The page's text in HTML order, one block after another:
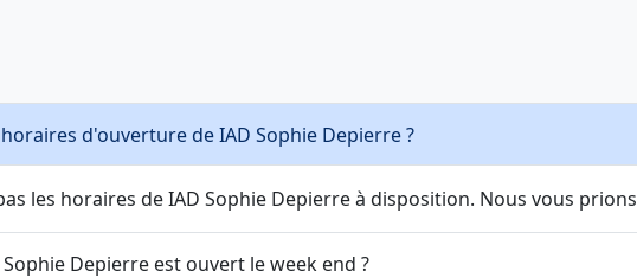
d'ouverture de IAD Sophie Depierre ?
les horaires de IAD Sophie Depierre à disposition. Nous vous
Sophie Depierre est ouvert le week end ?